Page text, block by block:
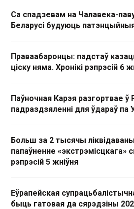
Са спадзевам на Чалавека-
Беларусі будуюць
Праваабаронцы: падстаў
ціску няма. Хронікі рэпрэсій 6
Паўночная Карэя разгортвае
падраздзяленні для ўдараў па
Больш за 2 тысячы
папаўненне «экстрэмісцкага»
рэпрэсій 5 жніўня
Еўрапейская
быць гатовая да сярэдзіны